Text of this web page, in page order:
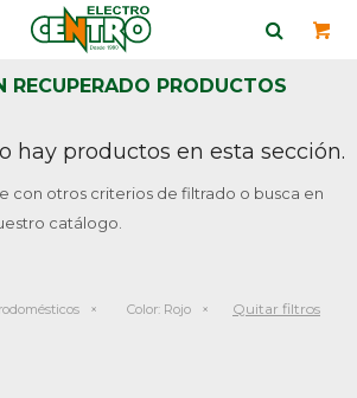
RECUPERADO PRODUCTOS
hay productos en esta sección.
con otros criterios de filtrado o busca en
catálogo.
Color: Rojo Quitar filtros